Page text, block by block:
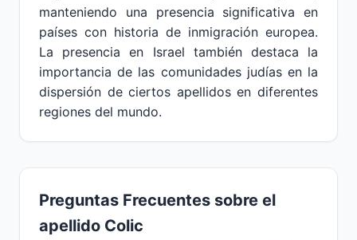
manteniendo una presencia significativa en
países con historia de inmigración europea.
La presencia en Israel también destaca la
importancia de las comunidades judías en la
dispersión de ciertos apellidos en diferentes
regiones del mundo.
Preguntas Frecuentes sobre el
apellido Colic